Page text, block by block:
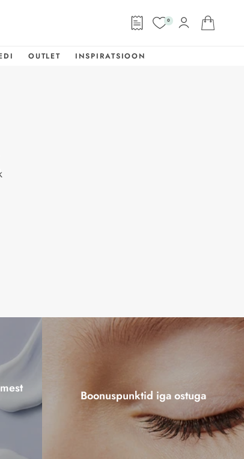
0
OUTLET INSPIRATSIOON
Boonuspunktid iga ostuga